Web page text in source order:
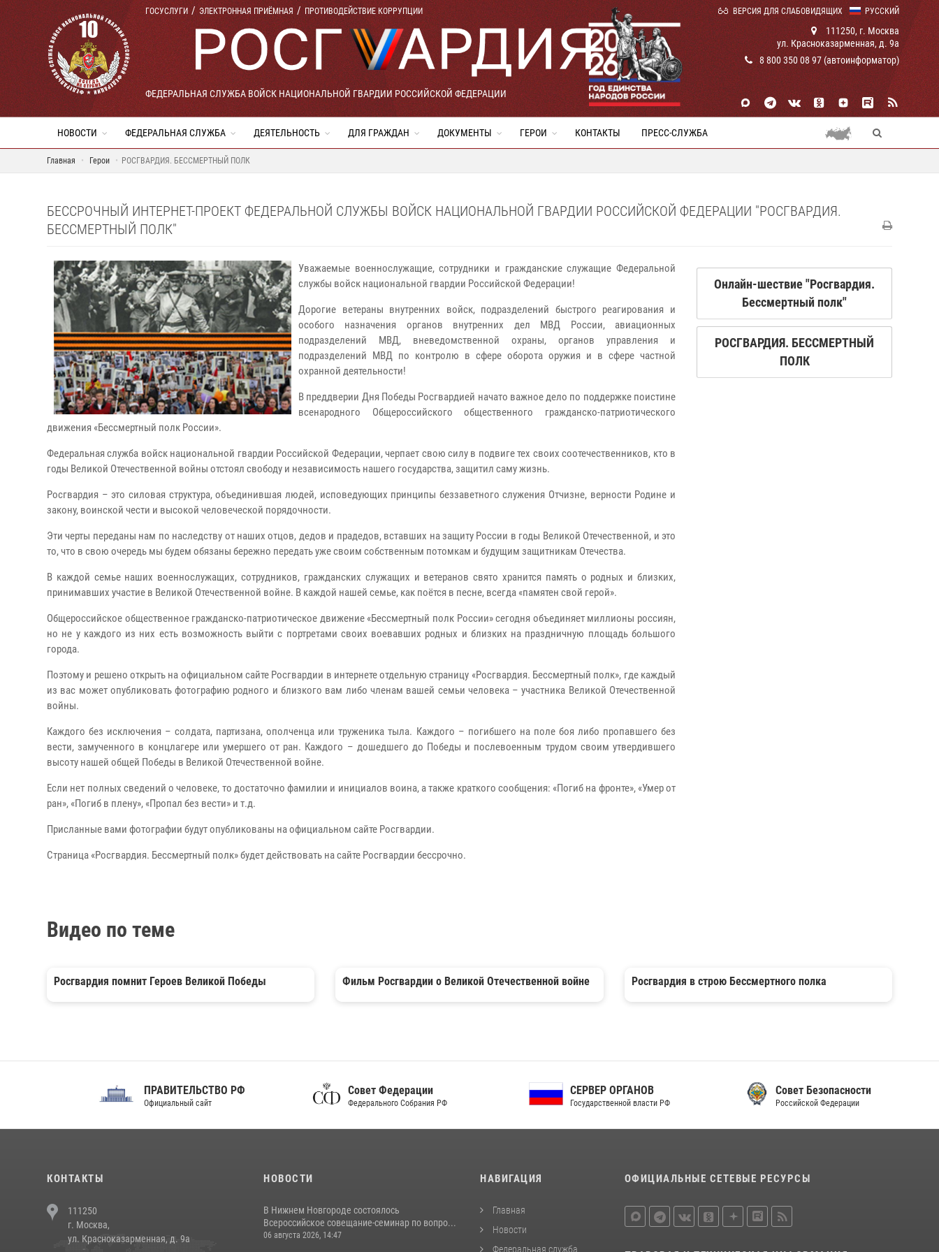
РУССКИЙ
ГОСУСЛУГИ ЭЛЕКТРОННАЯ ПРИЁМНАЯ ПРОТИВОДЕЙСТВИЕ КОРРУПЦИИ ВЕРСИЯ ДЛЯ СЛАБОВИДЯЩИХ
ФЕДЕРАЛЬНАЯ СЛУЖБА ВОЙСК НАЦИОНАЛЬНОЙ ГВАРДИИ РОССИЙСКОЙ ФЕДЕРАЦИИ
111250, г. Москва
ул. Красноказарменная, д. 9а
8 800 350 08 97 (автоинформатор)
НОВОСТИ ФЕДЕРАЛЬНАЯ СЛУЖБА ДЕЯТЕЛЬНОСТЬ ДЛЯ ГРАЖДАН ДОКУМЕНТЫ ГЕРОИ КОНТАКТЫ ПРЕСС-СЛУЖБА
Главная Герои РОСГВАРДИЯ. БЕССМЕРТНЫЙ ПОЛК
БЕССРОЧНЫЙ ИНТЕРНЕТ-ПРОЕКТ ФЕДЕРАЛЬНОЙ СЛУЖБЫ ВОЙСК НАЦИОНАЛЬНОЙ ГВАРДИИ РОССИЙСКОЙ ФЕДЕРАЦИИ "РОСГВАРДИЯ.
БЕССМЕРТНЫЙ ПОЛК"
Уважаемые военнослужащие, сотрудники и гражданские служащие Федеральной
службы войск национальной гвардии Российской Федерации!
Дорогие ветераны внутренних войск, подразделений быстрого реагирования и
особого назначения органов внутренних дел МВД России, авиационных
подразделений МВД, вневедомственной охраны, органов управления и
подразделений МВД по контролю в сфере оборота оружия и в сфере частной
охранной деятельности!
В преддверии Дня Победы Росгвардией начато важное дело по поддержке поистине
всенародного Общероссийского общественного гражданско-патриотического
движения «Бессмертный полк России».
Федеральная служба войск национальной гвардии Российской Федерации, черпает свою силу в подвиге тех своих соотечественников, кто в
годы Великой Отечественной войны отстоял свободу и независимость нашего государства, защитил саму жизнь.
Росгвардия – это силовая структура, объединившая людей, исповедующих принципы беззаветного служения Отчизне, верности Родине и
закону, воинской чести и высокой человеческой порядочности.
Эти черты переданы нам по наследству от наших отцов, дедов и прадедов, вставших на защиту России в годы Великой Отечественной, и это
то, что в свою очередь мы будем обязаны бережно передать уже своим собственным потомкам и будущим защитникам Отечества.
В каждой семье наших военнослужащих, сотрудников, гражданских служащих и ветеранов свято хранится память о родных и близких,
принимавших участие в Великой Отечественной войне. В каждой нашей семье, как поётся в песне, всегда «памятен свой герой».
Общероссийское общественное гражданско-патриотическое движение «Бессмертный полк России» сегодня объединяет миллионы россиян,
но не у каждого из них есть возможность выйти с портретами своих воевавших родных и близких на праздничную площадь большого
города.
Поэтому и решено открыть на официальном сайте Росгвардии в интернете отдельную страницу «Росгвардия. Бессмертный полк», где каждый
из вас может опубликовать фотографию родного и близкого вам либо членам вашей семьи человека – участника Великой Отечественной
войны.
Каждого без исключения – солдата, партизана, ополченца или труженика тыла. Каждого – погибшего на поле боя либо пропавшего без
вести, замученного в концлагере или умершего от ран. Каждого – дошедшего до Победы и послевоенным трудом своим утвердившего
высоту нашей общей Победы в Великой Отечественной войне.
Если нет полных сведений о человеке, то достаточно фамилии и инициалов воина, а также краткого сообщения: «Погиб на фронте», «Умер от
ран», «Погиб в плену», «Пропал без вести» и т.д.
Присланные вами фотографии будут опубликованы на официальном сайте Росгвардии.
Страница «Росгвардия. Бессмертный полк» будет действовать на сайте Росгвардии бессрочно.
Онлайн-шествие "Росгвардия.
Бессмертный полк"
РОСГВАРДИЯ. БЕССМЕРТНЫЙ
ПОЛК
Видео по теме
Росгвардия помнит Героев Великой Победы Фильм Росгвардии о Великой Отечественной войне Росгвардия в строю Бессмертного полка
ПРАВИТЕЛЬСТВО РФ
Официальный сайт
Совет Федерации
Федерального Собрания РФ
СЕРВЕР ОРГАНОВ
Государственной власти РФ
Совет Безопасности
Российской Федерации
КОНТАКТЫ
111250
г. Москва,
ул. Красноказарменная, д. 9а
НОВОСТИ
В Нижнем Новгороде состоялось
Всероссийское совещание-семинар по вопро...
06 августа 2026, 14:47
НАВИГАЦИЯ
Главная
Новости
Федеральная служба
ОФИЦИАЛЬНЫЕ СЕТЕВЫЕ РЕСУРСЫ